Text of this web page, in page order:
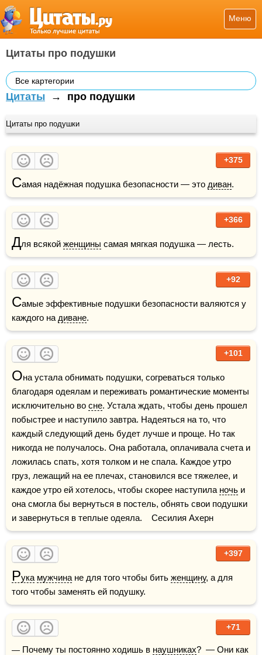
Меню
Цитаты про подушки
Все картегории
Цитаты → про подушки
Цитаты про подушки
+375
Самая надёжная подушка безопасности — это диван.
+366
Для всякой женщины самая мягкая подушка — лесть.
+92
Самые эффективные подушки безопасности валяются у
каждого на диване.
+101
Она устала обнимать подушки, согреваться только
благодаря одеялам и переживать романтические моменты
исключительно во сне. Устала ждать, чтобы день прошел
побыстрее и наступило завтра. Надеяться на то, что
каждый следующий день будет лучше и проще. Но так
никогда не получалось. Она работала, оплачивала счета и
ложилась спать, хотя толком и не спала. Каждое утро
груз, лежащий на ее плечах, становился все тяжелее, и
каждое утро ей хотелось, чтобы скорее наступила ночь и
она смогла бы вернуться в постель, обнять свои подушки
и завернуться в теплые одеяла.    Сесилия Ахерн
+397
Рука мужчина не для того чтобы бить женщину, а для
того чтобы заменять ей подушку.
+71
— Почему ты постоянно ходишь в наушниках?  — Они как